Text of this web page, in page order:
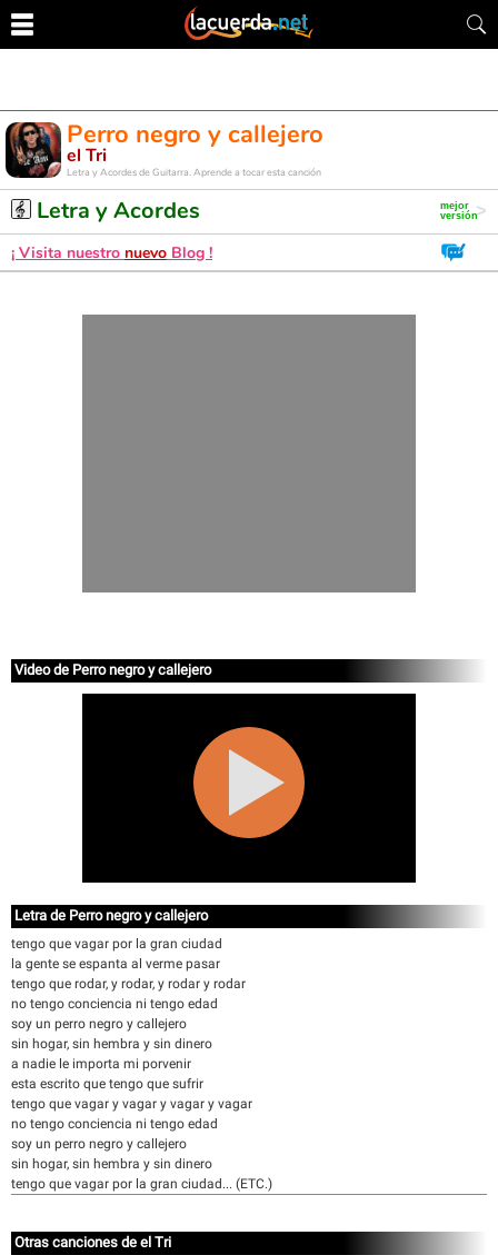
Perro negro y callejero
el Tri
Letra y Acordes de Guitarra. Aprende a tocar esta canción
Letra y Acordes
¡ Visita nuestro nuevo Blog !
Video de Perro negro y callejero
Letra de Perro negro y callejero
tengo que vagar por la gran ciudad
la gente se espanta al verme pasar
tengo que rodar, y rodar, y rodar y rodar
no tengo conciencia ni tengo edad
soy un perro negro y callejero
sin hogar, sin hembra y sin dinero
a nadie le importa mi porvenir
esta escrito que tengo que sufrir
tengo que vagar y vagar y vagar y vagar
no tengo conciencia ni tengo edad
soy un perro negro y callejero
sin hogar, sin hembra y sin dinero
tengo que vagar por la gran ciudad... (ETC.)
Otras canciones de el Tri